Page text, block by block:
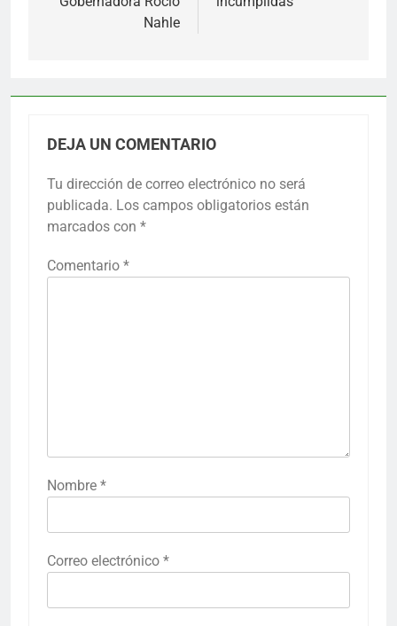
Nahle
DEJA UN COMENTARIO
Tu dirección de correo electrónico no será
publicada. Los campos obligatorios están
marcados con *
Comentario *
Nombre *
Correo electrónico *